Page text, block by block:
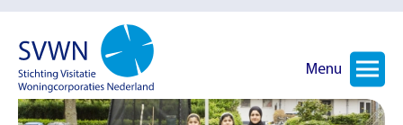
Menu